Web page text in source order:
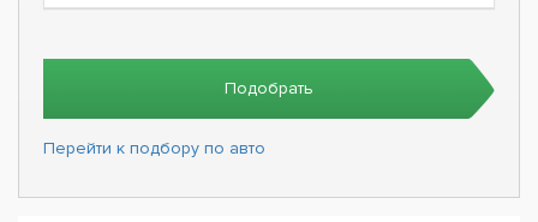
Подобрать
Перейти к подбору по авто